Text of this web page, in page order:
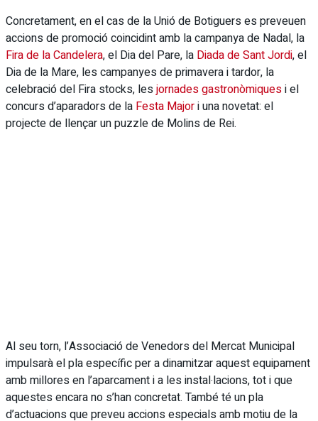
Concretament, en el cas de la Unió de Botiguers es preveuen
accions de promoció coincidint amb la campanya de Nadal, la
Fira de la Candelera, el Dia del Pare, la Diada de Sant Jordi, el
Dia de la Mare, les campanyes de primavera i tardor, la
celebració del Fira stocks, lesjornades gastronòmiquesi el
concurs d’aparadors de la Festa Majori una novetat: el
projecte de llençar un puzzle de Molins de Rei.
Al seu torn, l’Associació de Venedors del Mercat Municipal
impulsarà el pla específic per a dinamitzar aquest equipament
amb millores en l’aparcament i a les instal·lacions, tot i que
aquestes encara no s’han concretat. També té un pla
d’actuacions que preveu accions especials amb motiu de la